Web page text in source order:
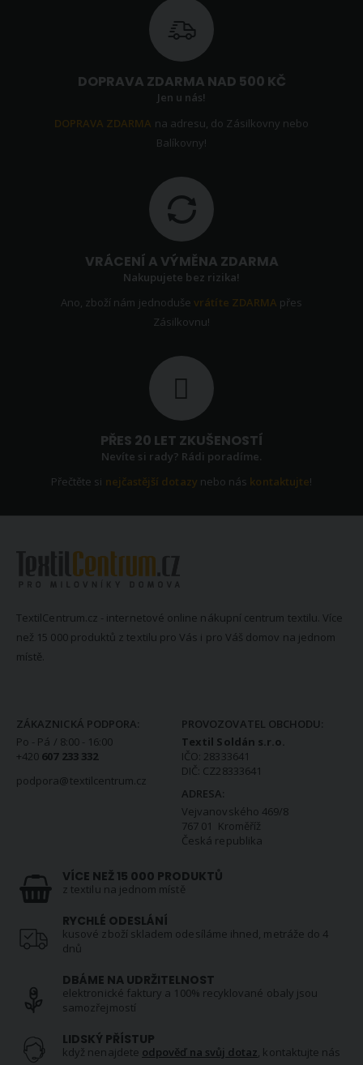
DOPRAVA ZDARMA NAD 500 KČ
Jen u nás!
DOPRAVA ZDARMA na adresu, do Zásilkovny nebo
Balíkovny!
VRÁCENÍ A VÝMĚNA ZDARMA
Nakupujete bez rizika!
Ano, zboží nám jednoduševrátíte ZDARMA přes
Zásilkovnu!
PŘES 20 LET ZKUŠENOSTÍ
Nevíte si rady? Rádi poradíme.
Přečtěte si nejčastější dotazy nebo nás kontaktujte!
TextilCentrum.cz - internetové online nákupní centrum textilu. Více
než 15 000 produktů z textilu pro Vás i pro Váš domov na jednom
místě.
ZÁKAZNICKÁ PODPORA:
Po - Pá / 8:00 - 16:00
+420 607 233 332
podpora@textilcentrum.cz
PROVOZOVATEL OBCHODU:
Textil Soldán s.r.o.
IČO: 28333641
DIČ: CZ28333641
ADRESA:
Vejvanovského 469/8
767 01 Kroměříž
Česká republika
VÍCE NEŽ 15 000 PRODUKTŮ
z textilu na jednom místě
RYCHLÉ ODESLÁNÍ
kusové zboží skladem odesíláme ihned, metráže do 4
dnů
DBÁME NA UDRŽITELNOST
elektronické faktury a 100% recyklované obaly jsou
samozřejmostí
LIDSKÝ PŘÍSTUP
když nenajdete odpověď na svůj dotaz, kontaktujte nás